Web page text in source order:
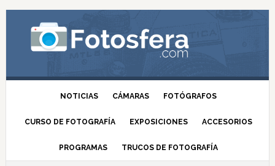
NOTICIAS CÁMARAS FOTÓGRAFOS
CURSO DE FOTOGRAFÍA EXPOSICIONES ACCESORIOS
PROGRAMAS TRUCOS DE FOTOGRAFÍA